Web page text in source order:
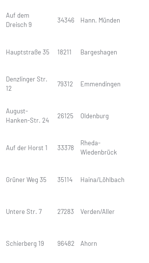
Auf dem
Dreisch 9
34346 Hann. Münden
Hauptstraße 35 18211 Bargeshagen
Denzlinger Str.
12
79312 Emmendingen
August-
Hanken-Str. 24
26125 Oldenburg
Auf der Horst 1 33378
Rheda-
Wiedenbrück
Grüner Weg 35 35114 Haina/Löhlbach
Untere Str. 7 27283 Verden/Aller
Schierberg 19 96482 Ahorn